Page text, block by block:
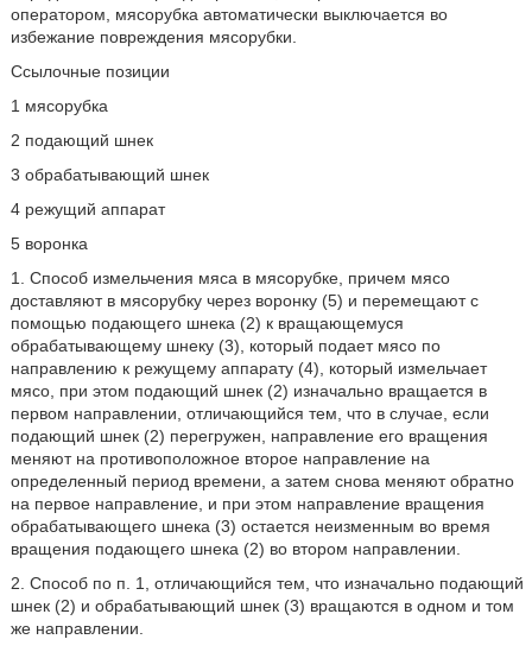
оператором, мясорубка автоматически выключается во
избежание повреждения мясорубки.
Ссылочные позиции
1 мясорубка
2 подающий шнек
3 обрабатывающий шнек
4 режущий аппарат
5 воронка
1. Способ измельчения мяса в мясорубке, причем мясо
доставляют в мясорубку через воронку (5) и перемещают с
помощью подающего шнека (2) к вращающемуся
обрабатывающему шнеку (3), который подает мясо по
направлению к режущему аппарату (4), который измельчает
мясо, при этом подающий шнек (2) изначально вращается в
первом направлении, отличающийся тем, что в случае, если
подающий шнек (2) перегружен, направление его вращения
меняют на противоположное второе направление на
определенный период времени, а затем снова меняют обратно
на первое направление, и при этом направление вращения
обрабатывающего шнека (3) остается неизменным во время
вращения подающего шнека (2) во втором направлении.
2. Способ по п. 1, отличающийся тем, что изначально подающий
шнек (2) и обрабатывающий шнек (3) вращаются в одном и том
же направлении.